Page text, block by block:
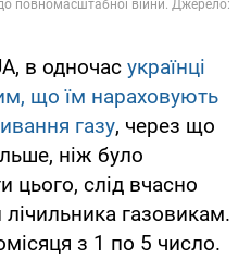
в одночас українці
що їм нараховують
газу, через що
ніж було
слід вчасно
газовикам.
з 1 по 5 число.